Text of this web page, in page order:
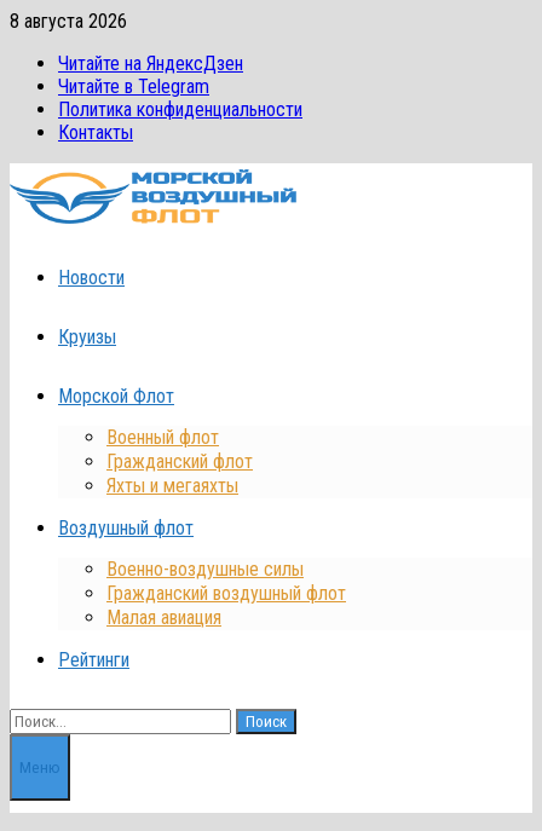
Перейти
содержимому
8 августа 2026
Читайте на ЯндексДзен
Читайте в Telegram
Политика конфиденциальности
Контакты
Новости
Круизы
Морской Флот
Военный флот
Гражданский флот
Яхты и мегаяхты
Воздушный флот
Военно-воздушные силы
Гражданский воздушный флот
Малая авиация
Рейтинги
Найти:
Меню